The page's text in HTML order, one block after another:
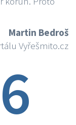
Martin Bedroš
Vyřešmito.cz